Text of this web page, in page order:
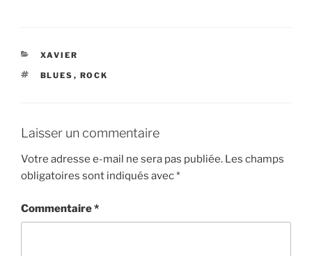
CATÉGORIES
XAVIER
ÉTIQUETTES
BLUES , ROCK
Laisser un commentaire
Votre adresse e-mail ne sera pas publiée. Les champs
obligatoires sont indiqués avec*
Commentaire*